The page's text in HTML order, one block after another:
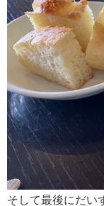
そして最後にだい